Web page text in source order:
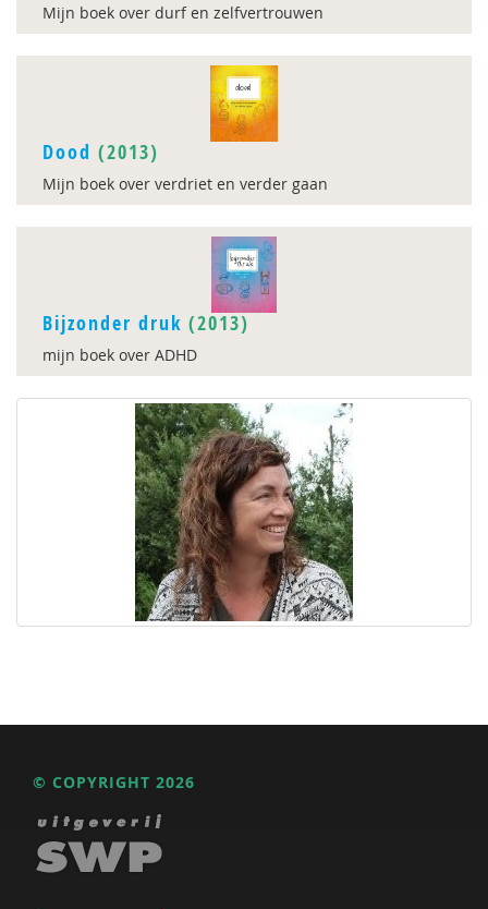
Mijn boek over durf en zelfvertrouwen
Dood (2013)
Mijn boek over verdriet en verder gaan
Bijzonder druk (2013)
mijn boek over ADHD
© COPYRIGHT 2026